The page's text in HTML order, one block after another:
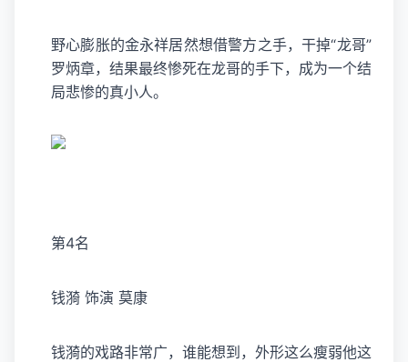
野心膨胀的金永祥居然想借警方之手，干掉“龙哥”
罗炳章，结果最终惨死在龙哥的手下，成为一个结
局悲惨的真小人。
第4名
钱漪 饰演 莫康
钱漪的戏路非常广，谁能想到，外形这么瘦弱他这